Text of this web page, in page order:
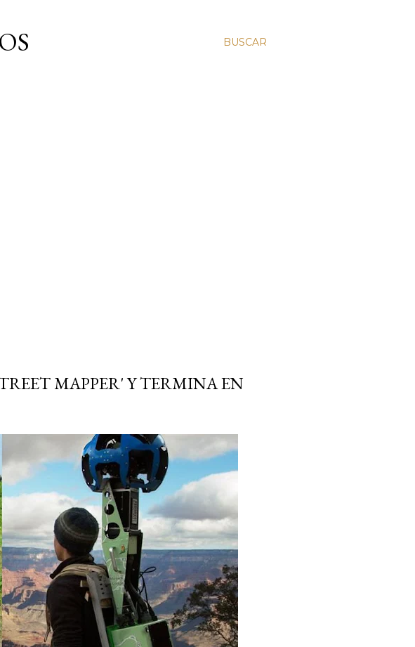
BUSCAR
MAPPER' Y TERMINA EN